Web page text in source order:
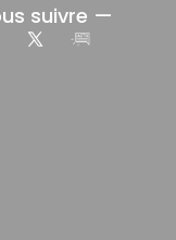
suivre —